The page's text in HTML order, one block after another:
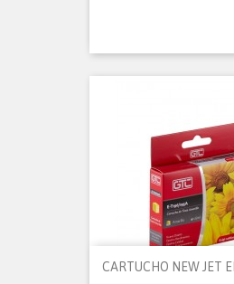
CARTUCHO NEW JET